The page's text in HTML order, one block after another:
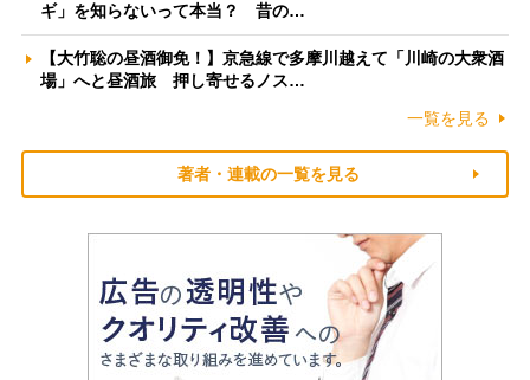
ギ」を知らないって本当？ 昔の…
【大竹聡の昼酒御免！】京急線で多摩川越えて「川崎の大衆酒
場」へと昼酒旅 押し寄せるノス…
一覧を見る
著者・連載の一覧を見る